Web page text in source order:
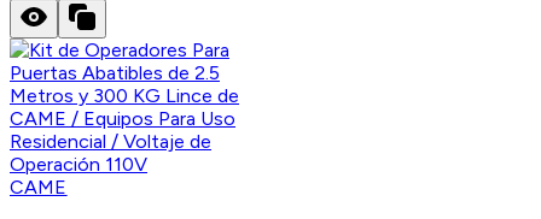
CAME